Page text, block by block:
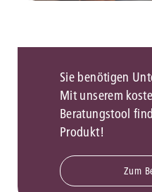
Sie benötigen
Mit unserem
Beratungstool
Produkt!
Zum